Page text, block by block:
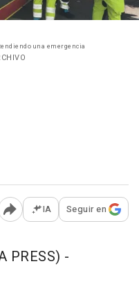
una emergencia
Abrir opciones para
IA Seguir en
PRESS) -